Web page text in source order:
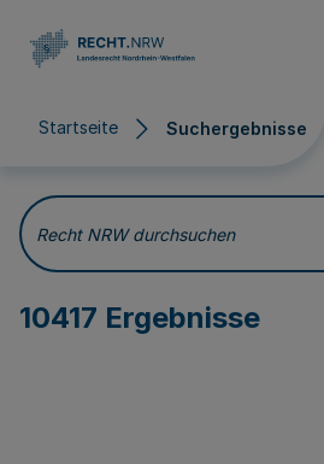
Startseite Suchergebnisse
Suchergebnisse
Recht NRW durchsuchen
10417 Ergebnisse